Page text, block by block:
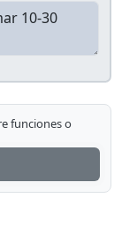
funciones o